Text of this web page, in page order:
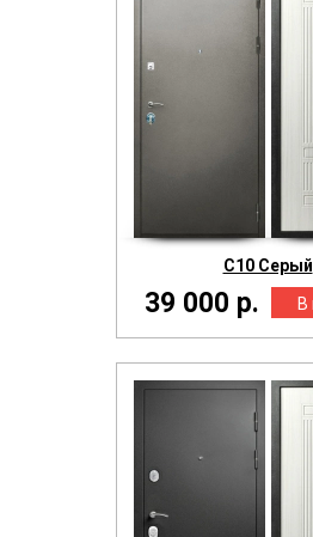
С10 Серый
39 000 р.